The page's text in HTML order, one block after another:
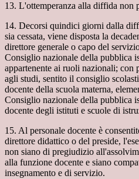
13. L'ottemperanza alla diffida non
14. Decorsi quindici giorni dalla
sia cessata, viene disposta la
direttore generale o capo del
Consiglio nazionale della pubblica
appartenente ai ruoli nazionali;
agli studi, sentito il consiglio
docente della scuola materna,
Consiglio nazionale della pubblica
docente degli istituti e scuole di
15. Al personale docente è
direttore didattico o del preside,
non siano di pregiudizio
alla funzione docente e siano
insegnamento e di servizio.